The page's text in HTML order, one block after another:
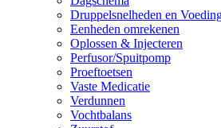
Druppelsnelheden en
Eenheden omrekenen
Oplossen & Injecteren
Perfusor/Spuitpomp
Proeftoetsen
Vaste Medicatie
Verdunnen
Vochtbalans